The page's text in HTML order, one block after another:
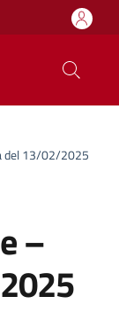
del 13/02/2025
–